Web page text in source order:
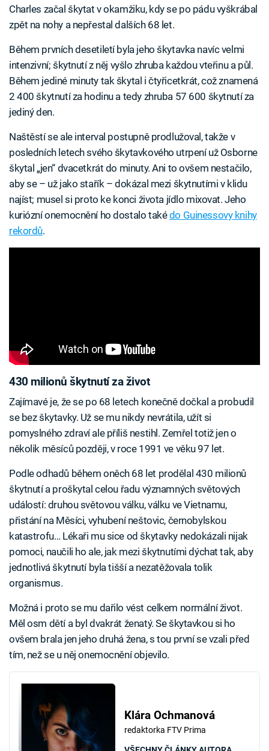
Charles začal škytat v okamžiku, kdy se po pádu vyškrábal
zpět na nohy a nepřestal dalších 68 let.
Během prvních desetiletí byla jeho škytavka navíc velmi
intenzivní; škytnutí z něj vyšlo zhruba každou vteřinu a půl.
Během jediné minuty tak škytal i čtyřicetkrát, což znamená
2 400 škytnutí za hodinu a tedy zhruba 57 600 škytnutí za
jediný den.
Naštěstí se ale interval postupně prodlužoval, takže v
posledních letech svého škytavkového utrpení už Osborne
škytal „jen“ dvacetkrát do minuty. Ani to ovšem nestačilo,
aby se – už jako stařík – dokázal mezi škytnutími v klidu
najíst; musel si proto ke konci života jídlo mixovat. Jeho
kuriózní onemocnění ho dostalo takédo Guinessovy knihy
rekordů.
430 milionů škytnutí za život
Zajímavé je, že se po 68 letech konečně dočkal a probudil
se bez škytavky. Už se mu nikdy nevrátila, užít si
pomyslného zdraví ale příliš nestihl. Zemřel totiž jen o
několik měsíců později, v roce 1991 ve věku 97 let.
Podle odhadů během oněch 68 let prodělal 430 milionů
škytnutí a proškytal celou řadu významných světových
událostí: druhou světovou válku, válku ve Vietnamu,
přistání na Měsíci, vyhubení neštovic, černobylskou
katastrofu… Lékaři mu sice od škytavky nedokázali nijak
pomoci, naučili ho ale, jak mezi škytnutími dýchat tak, aby
jednotlivá škytnutí byla tišší a nezatěžovala tolik
organismus.
Možná i proto se mu dařilo vést celkem normální život.
Měl osm dětí a byl dvakrát ženatý. Se škytavkou si ho
ovšem brala jen jeho druhá žena, s tou první se vzali před
tím, než se u něj onemocnění objevilo.
Klára Ochmanová
redaktorka FTV Prima